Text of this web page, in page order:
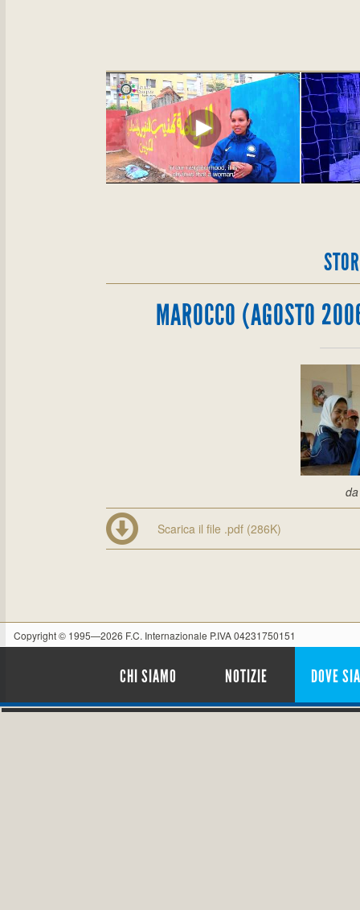
MAROCCO (AGOSTO
da
Scarica il file .pdf (286K)
Copyright © 1995—2026 F.C. Internazionale P.IVA 04231750151
CHI SIAMO NOTIZIE DOVE